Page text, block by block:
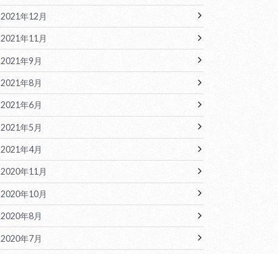
2021年12月
2021年11月
2021年9月
2021年8月
2021年6月
2021年5月
2021年4月
2020年11月
2020年10月
2020年8月
2020年7月